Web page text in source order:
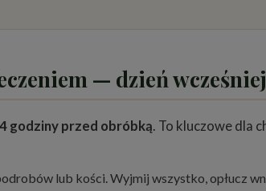
— dzień wcześniej
godziny przed obróbką. To kluczowe dla
lub kości. Wyjmij wszystko, opłucz